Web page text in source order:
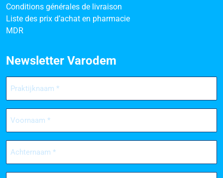
Conditions générales de livraison
Liste des prix d’achat en pharmacie
MDR
Newsletter Varodem
(Nécessaire)
(Nécessaire)
(Nécessaire)